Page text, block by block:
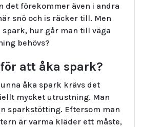
det förekommer även i andra
snö och is räcker till. Men
hur går man till väga
behövs?
att åka spark?
åka spark krävs det
mycket utrustning. Man
sparkstötting. Eftersom man
är varma kläder ett måste,